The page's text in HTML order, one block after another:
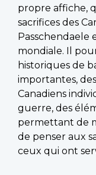
propre affiche,
sacrifices des
Passchendaele
mondiale. Il
historiques de
importantes,
Canadiens
guerre, des
permettant de
de penser aux
ceux qui ont